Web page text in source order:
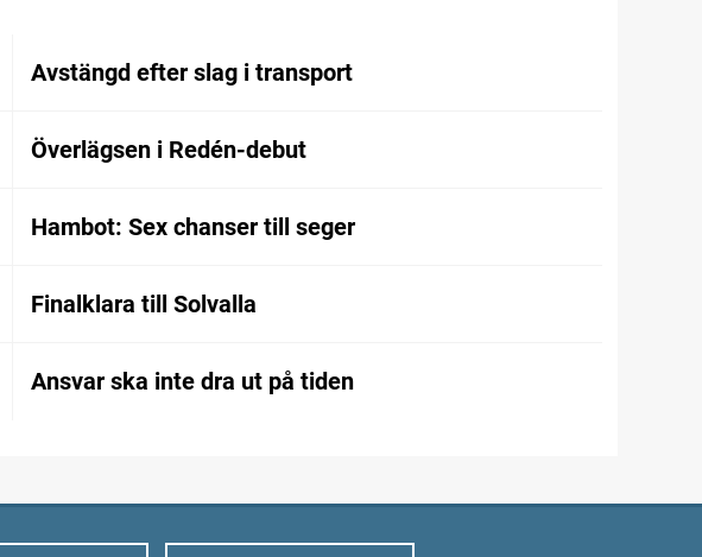
Avstängd efter slag i transport
Överlägsen i Redén-debut
Hambot: Sex chanser till seger
Finalklara till Solvalla
Ansvar ska inte dra ut på tiden